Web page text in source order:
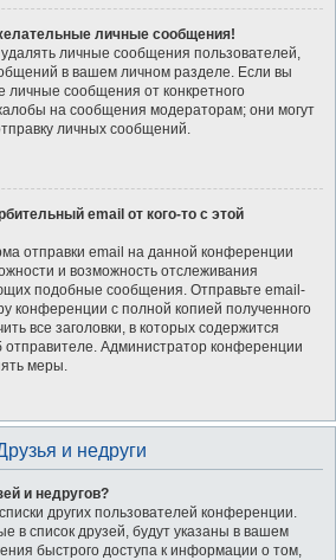
личные сообщения!
личные сообщения пользователей,
в вашем личном разделе. Если вы
личные сообщения от конкретного
на сообщения модераторам; они могут
личных сообщений.
email от кого-то с этой
отправки email на данной конференции
и возможность отслеживания
подобные сообщения. Отправьте email-
конференции с полной копией полученного
все заголовки, в которых содержится
Администратор конференции
меры.
и недруги
и недругов?
других пользователей конференции.
в список друзей, будут указаны в вашем
быстрого доступа к информации о том,